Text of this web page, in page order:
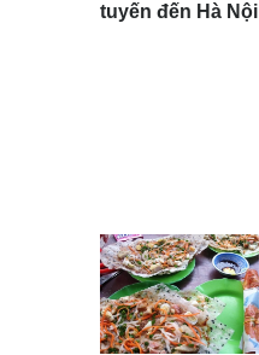
tuyến đến Hà Nội